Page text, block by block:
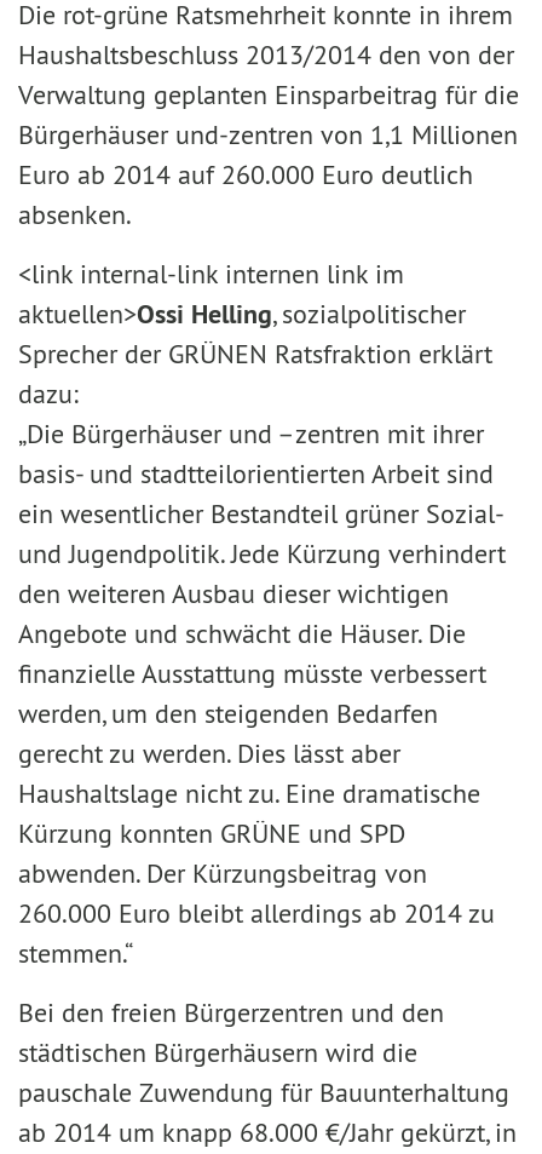
Die rot-grüne Ratsmehrheit konnte in ihrem
Haushaltsbeschluss 2013/2014 den von der
Verwaltung geplanten Einsparbeitrag für die
Bürgerhäuser und-zentren von 1,1 Millionen
Euro ab 2014 auf 260.000 Euro deutlich
absenken.
<link internal-link internen link im
aktuellen>Ossi Helling, sozialpolitischer
Sprecher der GRÜNEN Ratsfraktion erklärt
dazu:
„Die Bürgerhäuser und –zentren mit ihrer
basis- und stadtteilorientierten Arbeit sind
ein wesentlicher Bestandteil grüner Sozial-
und Jugendpolitik. Jede Kürzung verhindert
den weiteren Ausbau dieser wichtigen
Angebote und schwächt die Häuser. Die
finanzielle Ausstattung müsste verbessert
werden, um den steigenden Bedarfen
gerecht zu werden. Dies lässt aber
Haushaltslage nicht zu. Eine dramatische
Kürzung konnten GRÜNE und SPD
abwenden. Der Kürzungsbeitrag von
260.000 Euro bleibt allerdings ab 2014 zu
stemmen.“
Bei den freien Bürgerzentren und den
städtischen Bürgerhäusern wird die
pauschale Zuwendung für Bauunterhaltung
ab 2014 um knapp 68.000 €/Jahr gekürzt, in